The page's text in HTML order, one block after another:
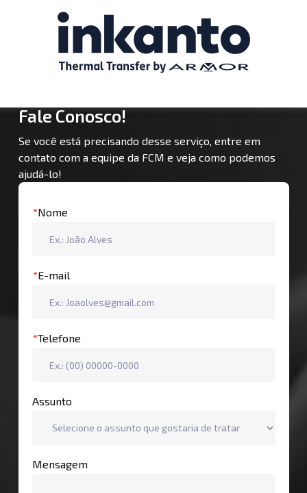
Fale Conosco!
Se você está precisando desse serviço, entre em
contato com a equipe da FCM e veja como podemos
ajudá-lo!
*Nome
*E-mail
*Telefone
Assunto
Mensagem